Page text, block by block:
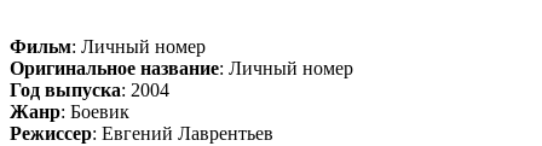
Фильм: Личный номер
Оригинальное название: Личный номер
Год выпуска: 2004
Жанр: Боевик
Режиссер: Евгений Лаврентьев